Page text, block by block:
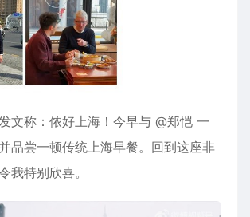
文称：侬好上海！今早与 @郑恺 一
品尝一顿传统上海早餐。回到这座非
我特别欣喜。